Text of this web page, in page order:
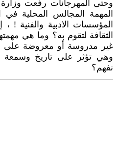
وحتى المهرجانات رفعت وزارة
المهمة المجالس المحلية في
المؤسسات الادبية والفنية !
الثقافة لتقوم به؟ وما هي
غير مدروسة أو معروضة على
وهي تؤثر على تاريخ وسمعة
نفهم؟